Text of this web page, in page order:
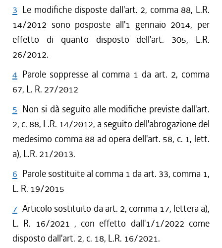
3 Le modifiche disposte dall'art. 2, comma 88, L.R.
14/2012 sono posposte all'1 gennaio 2014, per
effetto di quanto disposto dell'art. 305, L.R.
26/2012.
4 Parole soppresse al comma 1 da art. 2, comma
67, L. R. 27/2012
5 Non si dà seguito alle modifiche previste dall'art.
2, c. 88, L.R. 14/2012, a seguito dell'abrogazione del
medesimo comma 88 ad opera dell'art. 58, c. 1, lett.
a), L.R. 21/2013.
6 Parole sostituite al comma 1 da art. 33, comma 1,
L. R. 19/2015
7 Articolo sostituito da art. 2, comma 17, lettera a),
L. R. 16/2021 , con effetto dall'1/1/2022 come
disposto dall'art. 2, c. 18, L.R. 16/2021.